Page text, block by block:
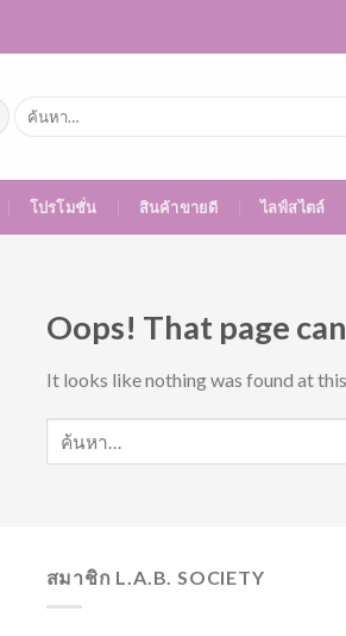
ค้นหา:
โปรโมชั่น สินค้าขายดี ไลฟ์สไตล์
Oops! That page
It looks like nothing was found at
สมาชิก L.A.B. SOCIETY